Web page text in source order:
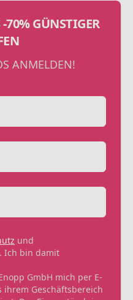
GÜNSTIGER
ANMELDEN!
und
. Ich bin damit
GmbH mich per E-
Geschäftsbereich